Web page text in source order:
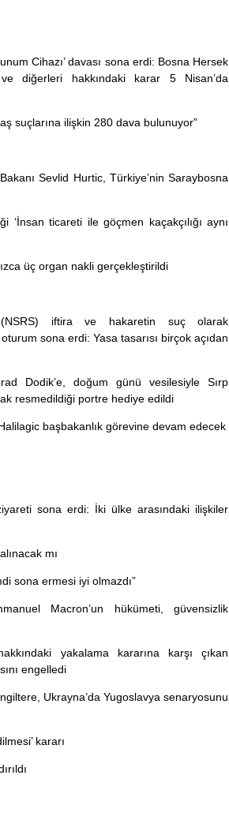
Cihazı’ davası sona erdi: Bosna Hersek
diğerleri hakkındaki karar 5 Nisan’da
suçlarına ilişkin 280 dava bulunuyor”
Sevlid Hurtic, Türkiye’nin Saraybosna
‘İnsan ticareti ile göçmen kaçakçılığı aynı
üç organ nakli gerçekleştirildi
(NSRS) iftira ve hakaretin suç olarak
sona erdi: Yasa tasarısı birçok açıdan
Dodik’e, doğum günü vesilesiyle Sırp
resmedildiği portre hediye edildi
başbakanlık görevine devam edecek
sona erdi: İki ülke arasındaki ilişkiler
mı
sona ermesi iyi olmazdı”
Macron’un hükümeti, güvensizlik
yakalama kararına karşı çıkan
engelledi
Ukrayna’da Yugoslavya senaryosunu
kararı